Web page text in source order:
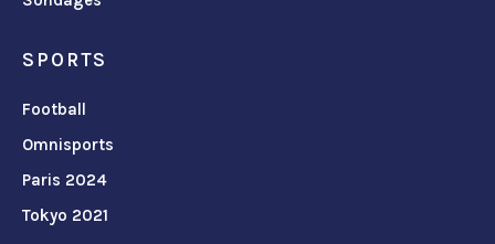
SPORTS
Football
Omnisports
Paris 2024
Tokyo 2021